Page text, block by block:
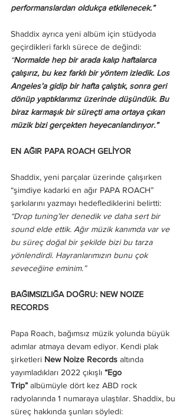
performanslardan oldukça etkilenecek.”
Shaddix ayrıca yeni albüm için stüdyoda
geçirdikleri farklı sürece de değindi:
“Normalde hep bir arada kalıp haftalarca
çalışırız, bu kez farklı bir yöntem izledik. Los
Angeles’a gidip bir hafta çalıştık, sonra geri
dönüp yaptıklarımız üzerinde düşündük. Bu
biraz karmaşık bir süreçti ama ortaya çıkan
müzik bizi gerçekten heyecanlandırıyor.”
EN AĞIR PAPA ROACH GELİYOR
Shaddix, yeni parçalar üzerinde çalışırken
“şimdiye kadarki en ağır PAPA ROACH”
şarkılarını yazmayı hedeflediklerini belirtti:
“Drop tuning’ler denedik ve daha sert bir
sound elde ettik. Ağır müzik kanımda var ve
bu süreç doğal bir şekilde bizi bu tarza
yönlendirdi. Hayranlarımızın bunu çok
seveceğine eminim.”
BAĞIMSIZLIĞA DOĞRU: NEW NOIZE
RECORDS
Papa Roach, bağımsız müzik yolunda büyük
adımlar atmaya devam ediyor. Kendi plak
şirketleri New Noize Records altında
yayımladıkları 2022 çıkışlı “Ego
Trip” albümüyle dört kez ABD rock
radyolarında 1 numaraya ulaştılar. Shaddix, bu
süreç hakkında şunları söyledi: